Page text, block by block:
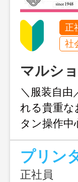
正
社
マルシ
＼服装自
れる貴重な
タン操作
してスタ
プリン
正社員